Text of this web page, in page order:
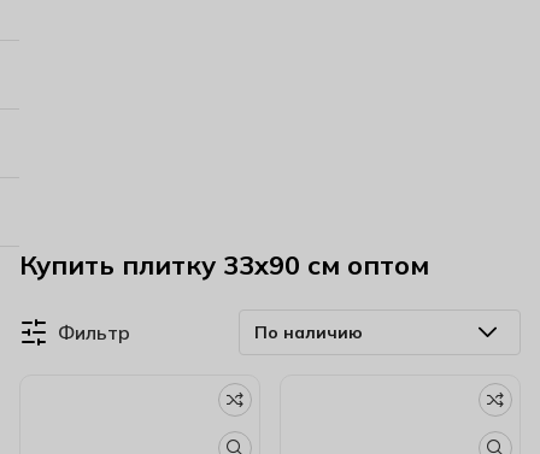
Купить плитку 33х90 см оптом
Фильтр